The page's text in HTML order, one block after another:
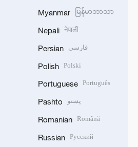
Myanmar မြန်မာဘာသာ
Nepali नेपाली
Persian فارسی
Polish Polski
Portuguese Português
Pashto پښتو
Romanian Română
Russian Русский